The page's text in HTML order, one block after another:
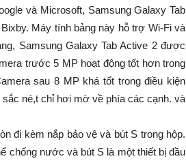
và Microsoft, Samsung Galaxy Tab
Máy tính bảng này hỗ trợ Wi-Fi và
Samsung Galaxy Tab Active 2 được
trước 5 MP hoạt động tốt hơn trong
sau 8 MP khá tốt trong điều kiện
né,t chỉ hơi mờ về phía các cạnh. và
đi kèm nắp bảo vệ và bút S trong hộp.
chống nước và bút S là một thiết bị đầu